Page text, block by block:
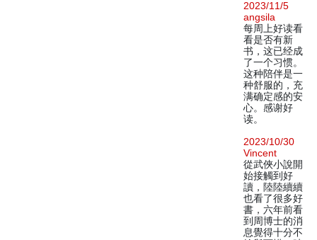
2023/11/5
angsila
每周上好读看
看是否有新
书，这已经成
了一个习惯。
这种陪伴是一
种舒服的，充
满确定感的安
心。感谢好
读。
2023/10/30
Vincent
從武俠小說開
始接觸到好
讀，陸陸續續
也看了很多好
書，六年前看
到周博士的消
息覺得十分不